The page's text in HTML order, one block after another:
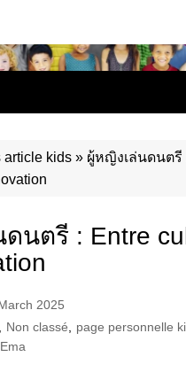
article kids» ผู้หญิงเล่นดนตรี
นตรี : Entre
2025
Non classé page personnelle